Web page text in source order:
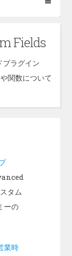
Fields
プラグイン
関数について
タム
ーの
業時